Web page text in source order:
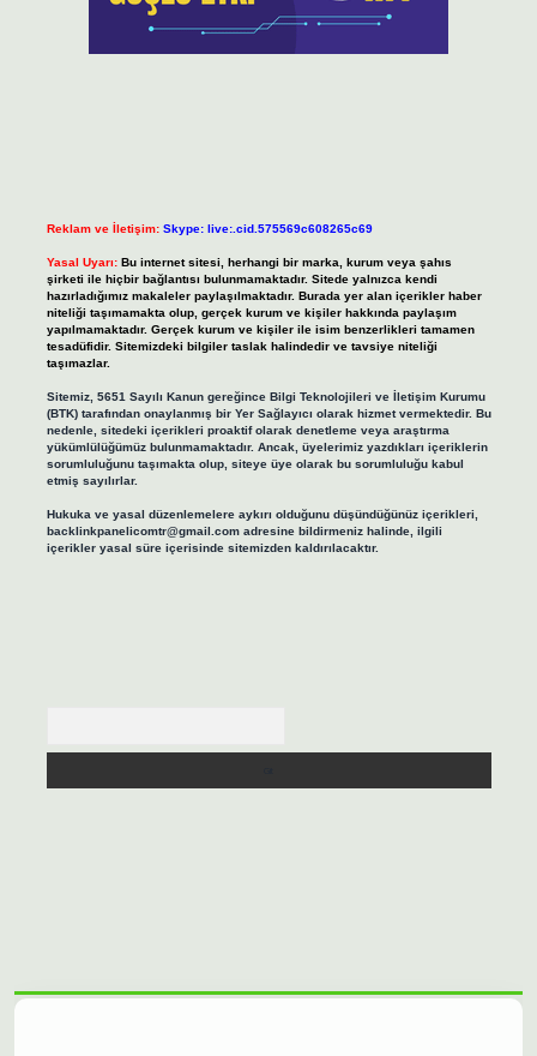
Reklam ve İletişim: Skype: live:.cid.575569c608265c69
Yasal Uyarı: Bu internet sitesi, herhangi bir marka, kurum veya şahıs
şirketi ile hiçbir bağlantısı bulunmamaktadır. Sitede yalnızca kendi
hazırladığımız makaleler paylaşılmaktadır. Burada yer alan içerikler haber
niteliği taşımamakta olup, gerçek kurum ve kişiler hakkında paylaşım
yapılmamaktadır. Gerçek kurum ve kişiler ile isim benzerlikleri tamamen
tesadüfidir. Sitemizdeki bilgiler taslak halindedir ve tavsiye niteliği
taşımazlar.
Sitemiz, 5651 Sayılı Kanun gereğince Bilgi Teknolojileri ve İletişim Kurumu
(BTK) tarafından onaylanmış bir Yer Sağlayıcı olarak hizmet vermektedir. Bu
nedenle, sitedeki içerikleri proaktif olarak denetleme veya araştırma
yükümlülüğümüz bulunmamaktadır. Ancak, üyelerimiz yazdıkları içeriklerin
sorumluluğunu taşımakta olup, siteye üye olarak bu sorumluluğu kabul
etmiş sayılırlar.
Hukuka ve yasal düzenlemelere aykırı olduğunu düşündüğünüz içerikleri,
backlinkpanelicomtr@gmail.comadresine bildirmeniz halinde, ilgili
içerikler yasal süre içerisinde sitemizden kaldırılacaktır.